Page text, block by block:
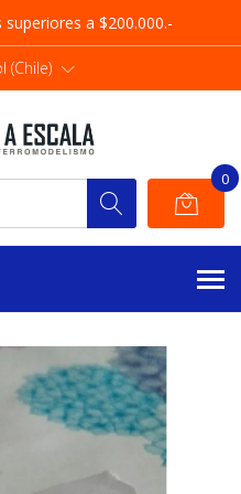
a $200.000.-
(Chile)
0